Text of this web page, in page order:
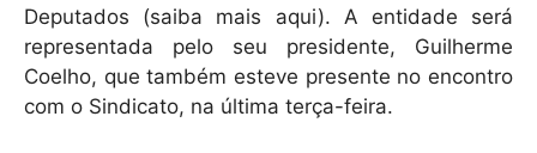
Deputados (saiba mais aqui). A entidade será
representada pelo seu presidente, Guilherme
Coelho, que também esteve presente no encontro
com o Sindicato, na última terça-feira.